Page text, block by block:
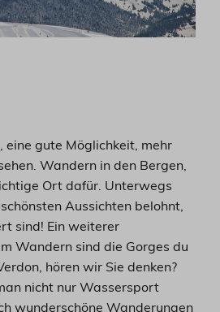
eine gute Möglichkeit, mehr
Wandern in den Bergen,
Ort dafür. Unterwegs
Aussichten belohnt,
sind! Ein weiterer
Wandern sind die Gorges du
hören wir Sie denken?
nicht nur Wassersport
wunderschöne Wanderungen